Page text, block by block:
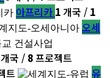
아프리카 1개국 / 1
오세
국 / 8프로젝트
트
유